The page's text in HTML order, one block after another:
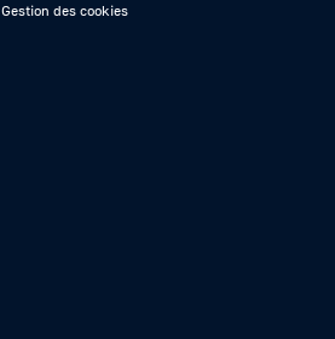
Gestion des cookies